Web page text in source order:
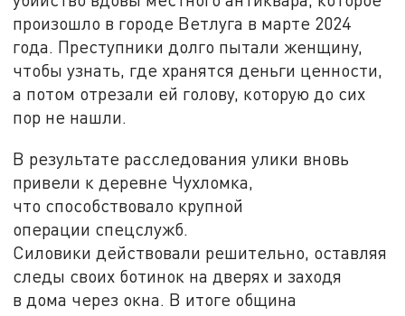
произошло в городе Ветлуга в марте 2024
года. Преступники долго пытали женщину,
чтобы узнать, где хранятся деньги ценности,
а потом отрезали ей голову, которую до сих
пор не нашли.
В результате расследования улики вновь
привели к деревне Чухломка,
что способствовало крупной
операции спецслужб.
Силовики действовали решительно, оставляя
следы своих ботинок на дверях и заходя
в дома через окна. В итоге община